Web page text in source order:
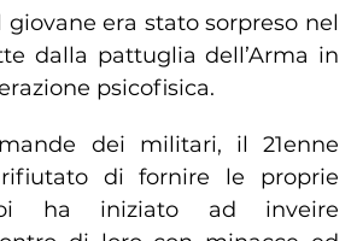
giovane era stato sorpreso nel
dalla pattuglia dell’Arma in
psicofisica.
dei militari, il 21enne
di fornire le proprie
ha iniziato ad inveire